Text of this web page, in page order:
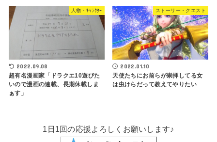
人物・ｷｬﾗｸﾀｰ
2022.09.08
超有名漫画家「ドラクエ10遊びた
いので漫画の連載、長期休載しま
ぁす」
ストーリー・クエスト
2022.01.10
天使たちにお前らが崇拝してる女
は虫けらだって教えてやりたい
1日1回の応援よろしくお願いします♪